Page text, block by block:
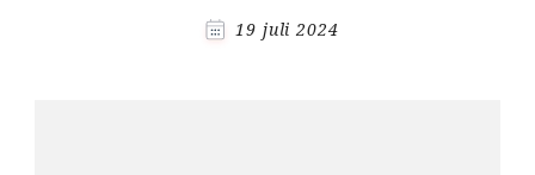
19 juli 2024